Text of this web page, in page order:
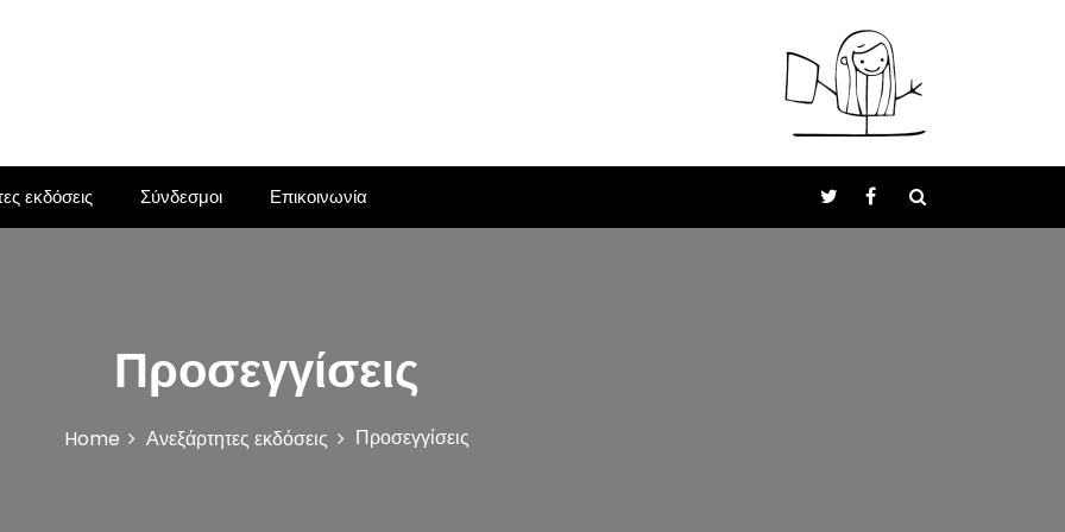
εκδόσεις Σύνδεσμοι Επικοινωνία
Προσεγγίσεις
Home Ανεξάρτητες εκδόσεις Προσεγγίσεις